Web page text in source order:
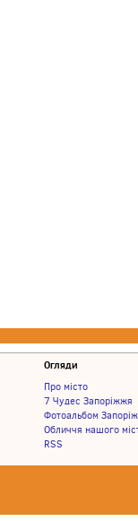
Огляди
Про місто
7 Чудес Запоріжжя
Фотоальбом
Обличчя нашого
RSS